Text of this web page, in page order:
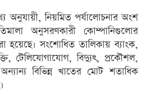
অনুযায়ী, নিয়মিত পর্যালোচনার অংশ
অনুসরণকারী কোম্পানিগুলোর
হয়েছে। সংশোধিত তালিকায় ব্যাংক,
টেলিযোগাযোগ, বিদ্যুৎ, প্রকৌশল,
বিভিন্ন খাতের মোট শতাধিক